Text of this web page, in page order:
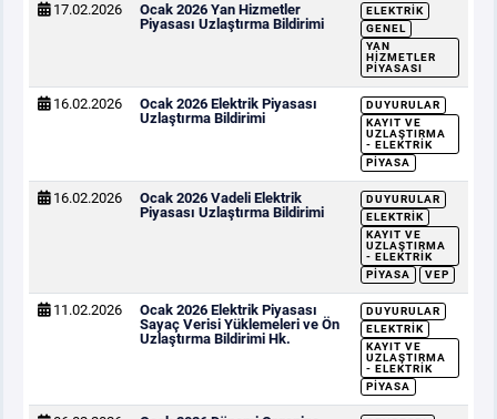
17.02.2026
Ocak 2026 Yan Hizmetler
Piyasası Uzlaştırma Bildirimi
ELEKTRIK
GENEL
YAN
HIZMETLER
PIYASASI
16.02.2026
Ocak 2026 Elektrik Piyasası
Uzlaştırma Bildirimi
DUYURULAR
KAYIT VE
UZLAŞTIRMA
- ELEKTRIK
PIYASA
16.02.2026
Ocak 2026 Vadeli Elektrik
Piyasası Uzlaştırma Bildirimi
DUYURULAR
ELEKTRIK
KAYIT VE
UZLAŞTIRMA
- ELEKTRIK
PIYASA
VEP
11.02.2026
Ocak 2026 Elektrik Piyasası
Sayaç Verisi Yüklemeleri ve Ön
Uzlaştırma Bildirimi Hk.
DUYURULAR
ELEKTRIK
KAYIT VE
UZLAŞTIRMA
- ELEKTRIK
PIYASA